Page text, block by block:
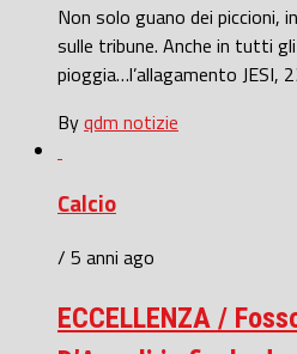
Non solo guano dei piccioni,
sulle tribune. Anche in tutti
pioggia…l’allagamento JESI,
Byqdm notizie
Calcio
/ 5 anni ago
ECCELLENZA /